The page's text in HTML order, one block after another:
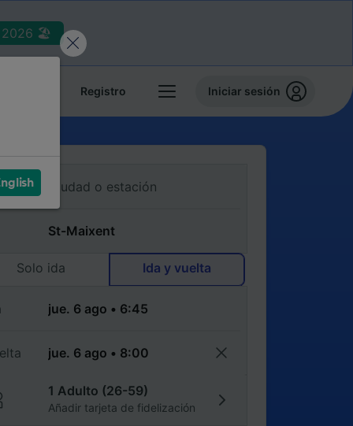
2026 🏖️
Registro Iniciar sesión
Solo ida Ida y vuelta
1 Adulto (26-59)
Añadir tarjeta de fidelización